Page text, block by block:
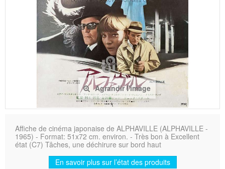
Agrandir l'image
Affiche de cinéma japonaise de ALPHAVILLE (ALPHAVILLE -
1965) - Format: 51x72 cm. environ. - Très bon à Excellent
état (C7) Tâches, une déchirure sur bord haut
En savoir plus sur l’état des produits